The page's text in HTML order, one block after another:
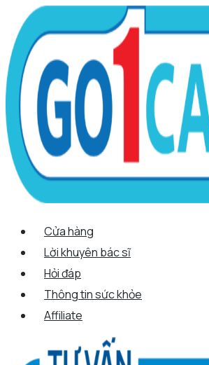
nội
dung
Menu
Cửa hàng
Lời khuyên bác sĩ
Hỏi đáp
Thông tin sức khỏe
Affiliate
Tên*
Email*
Trang
web
Scroll
Up